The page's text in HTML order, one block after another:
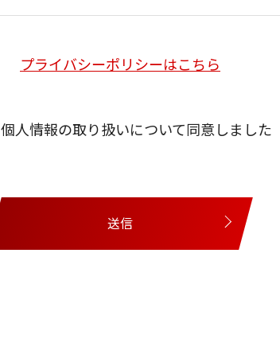
プライバシーポリシーはこちら
個人情報の取り扱いについて同意しました
送信